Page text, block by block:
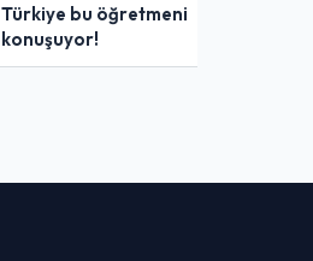
Türkiye bu öğretmeni
konuşuyor!